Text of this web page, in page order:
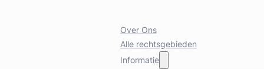
Over Ons
Alle rechtsgebieden
Informatie